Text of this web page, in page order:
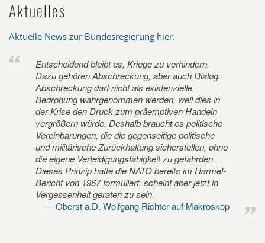
Aktuelles
Aktuelle News zur Bundesregierung hier.
Entscheidend bleibt es, Kriege zu verhindern.
Dazu gehören Abschreckung, aber auch Dialog.
Abschreckung darf nicht als existenzielle
Bedrohung wahrgenommen werden, weil dies in
der Krise den Druck zum präemptiven Handeln
vergrößern würde. Deshalb braucht es politische
Vereinbarungen, die die gegenseitige politische
und militärische Zurückhaltung sicherstellen, ohne
die eigene Verteidigungsfähigkeit zu gefährden.
Dieses Prinzip hatte die NATO bereits im Harmel-
Bericht von 1967 formuliert, scheint aber jetzt in
Vergessenheit geraten zu sein.
Oberst a.D. Wolfgang Richter auf Makroskop